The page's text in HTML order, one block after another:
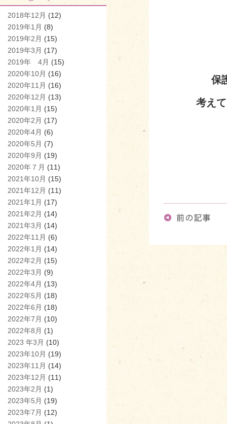
2018年12月 (12)
2019年1月 (8)
2019年2月 (15)
2019年3月 (17)
2019年 4月 (15)
2020年10月 (16)
2020年11月 (16)
2020年12月 (13)
2020年1月 (15)
2020年2月 (17)
2020年4月 (6)
2020年5月 (7)
2020年9月 (19)
2020年７月 (11)
2021年10月 (15)
2021年12月 (11)
2021年1月 (17)
2021年2月 (14)
2021年3月 (14)
2022年11月 (6)
2022年1月 (14)
2022年2月 (15)
2022年3月 (9)
2022年4月 (13)
2022年5月 (18)
2022年6月 (18)
2022年7月 (10)
2022年8月 (1)
2023 年3月 (10)
2023年10月 (19)
2023年11月 (14)
2023年12月 (11)
2023年2月 (1)
2023年5月 (19)
2023年7月 (12)
保
考え